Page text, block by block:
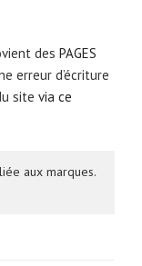
des PAGES
erreur d’écriture
site via ce
aux marques.